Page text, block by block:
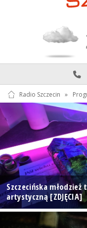
Radio Szczecin »
Szczecińska
artystyczną [ZDJĘCIA]